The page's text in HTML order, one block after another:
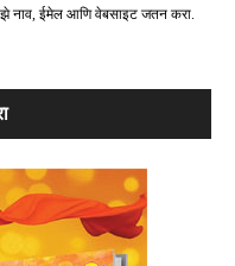
नाव, ईमेल आणि वेबसाइट जतन करा.